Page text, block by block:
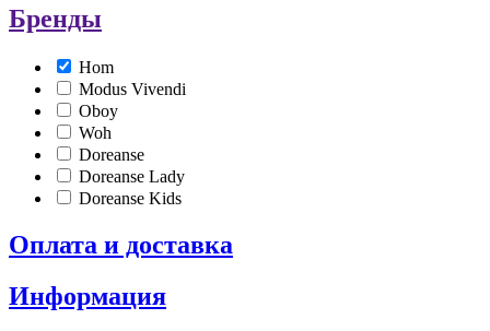
Бренды
Hom
Modus Vivendi
Oboy
Woh
Doreanse
Doreanse Lady
Doreanse Kids
Оплата и доставка
Информация